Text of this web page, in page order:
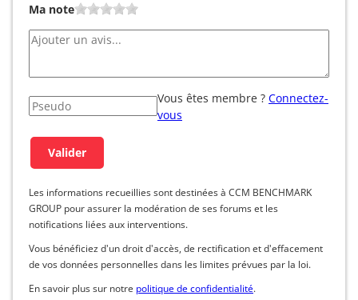
Ma note
Vous êtes membre ? Connectez-
vous
Les informations recueillies sont destinées à CCM BENCHMARK
GROUP pour assurer la modération de ses forums et les
notifications liées aux interventions.
Vous bénéficiez d'un droit d'accès, de rectification et d'effacement
de vos données personnelles dans les limites prévues par la loi.
En savoir plus sur notre politique de confidentialité.